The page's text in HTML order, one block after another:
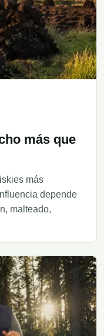
más que
más
depende
malteado,